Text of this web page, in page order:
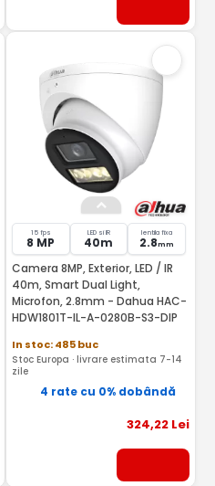
15 fps
8 MP
LED si IR
40m
lentila fixa
2.8mm
Camera 8MP, Exterior, LED / IR
40m, Smart Dual Light,
Microfon, 2.8mm - Dahua HAC-
HDW1801T-IL-A-0280B-S3-DIP
In stoc: 485 buc
Stoc Europa · livrare estimata 7-14
zile
4 rate cu 0% dobândă
324,22 Lei